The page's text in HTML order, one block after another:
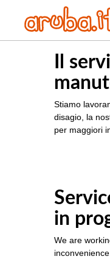
Il
Stiamo
disagio, la
per maggiori
in
We are